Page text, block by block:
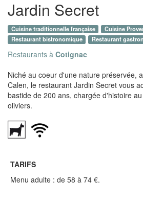
Jardin Secret
Cuisine traditionnelle française
Cuisine
Restaurant bistronomique
Restaurant
Restaurants à Cotignac
Niché au coeur d'une nature préservée,
Calen, le restaurant Jardin Secret vous
bastide de 200 ans, chargée d'histoire
oliviers.
TARIFS
Menu adulte : de 58 à 74 €.